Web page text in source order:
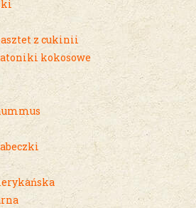
z cukinii
kokosowe